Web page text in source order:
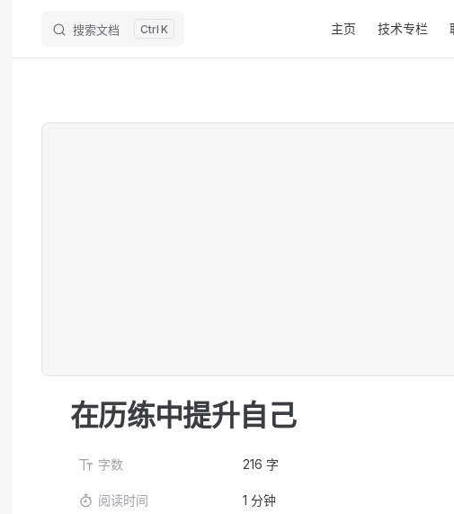
搜索文档 K 主页 技术专栏
在历练中提升自己
字数 216 字
阅读时间 1 分钟